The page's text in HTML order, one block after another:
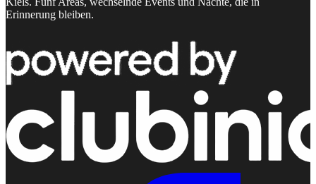
Erinnerung bleiben.